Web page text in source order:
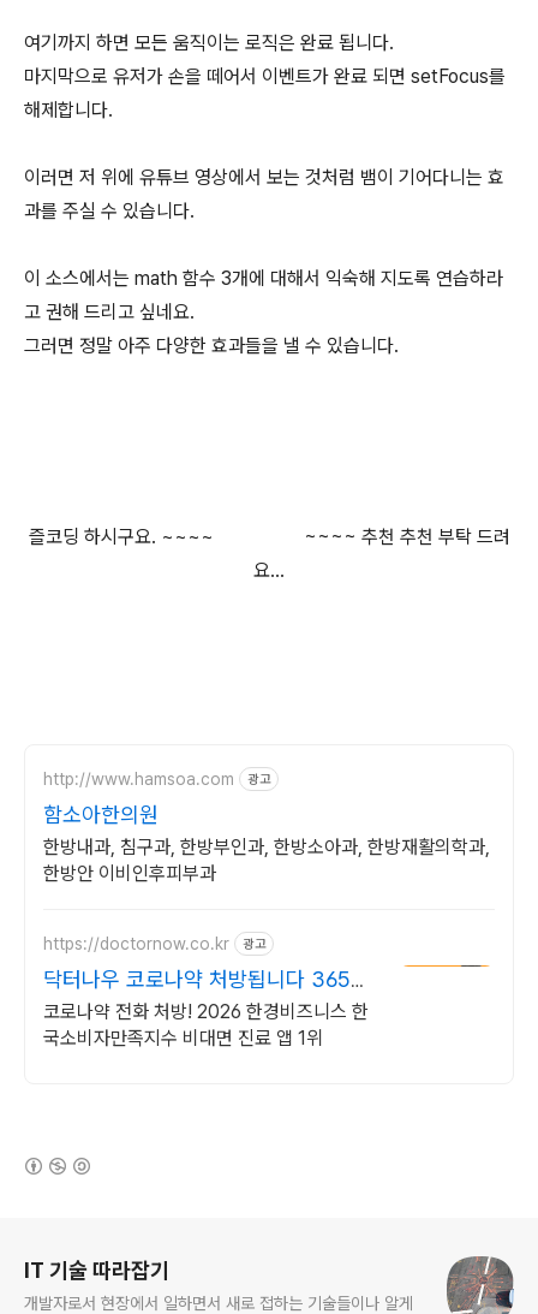
여기까지 하면 모든 움직이는 로직은 완료 됩니다.
마지막으로 유저가 손을 떼어서 이벤트가 완료 되면 setFocus를
해제합니다.
이러면 저 위에 유튜브 영상에서 보는 것처럼 뱀이 기어다니는 효
과를 주실 수 있습니다.
이 소스에서는 math 함수 3개에 대해서 익숙해 지도록 연습하라
고 권해 드리고 싶네요.
그러면 정말 아주 다양한 효과들을 낼 수 있습니다.
즐코딩 하시구요. ~~~~
~~~~ 추천 추천 부탁 드려
요...
http://www.hamsoa.com 광고
함소아한의원
한방내과, 침구과, 한방부인과, 한방소아과, 한방재활의학과,
한방안 이비인후피부과
https://doctornow.co.kr 광고
닥터나우 코로나약 처방됩니다 365일
24시간 진료가능
코로나약 전화 처방! 2026 한경비즈니스 한
국소비자만족지수 비대면 진료 앱 1위
IT 기술 따라잡기
개발자로서 현장에서 일하면서 새로 접하는 기술들이나 알게